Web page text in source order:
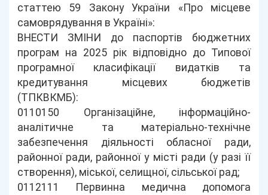
статтею 59 Закону України «Про місцеве
самоврядування в Україні»:
ВНЕСТИ ЗМІНИ до паспортів бюджетних
програм на 2025 рік відповідно до Типової
програмної класифікації видатків та
кредитування місцевих бюджетів
(ТПКВКМБ):
0110150 Організаційне, інформаційно-
аналітичне та матеріально-технічне
забезпечення діяльності обласної ради,
районної ради, районної у місті ради (у разі її
створення), міської, селищної, сільської рад;
0112111 Первинна медична допомога